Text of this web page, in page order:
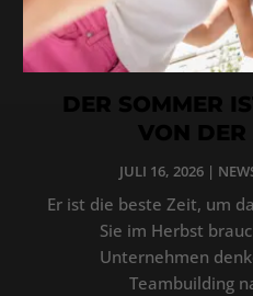
DER SOMMER
JULI 16, 2026|
Er ist die beste Zeit, um
Sie im Herbst
Unternehmen
Teambuilding